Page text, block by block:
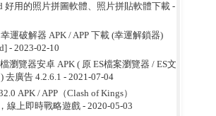
好用的照片拼圖軟體、照片拼貼軟體下載-
運破解器 APK / APP 下載 (幸運解鎖器)
- 2023-02-10
檔瀏覽器安卓 APK ( 原 ES檔案瀏覽器 / ES文
去廣告 4.2.6.1 - 2021-07-04
APK / APP（Clash of Kings）
線上即時戰略遊戲- 2020-05-03